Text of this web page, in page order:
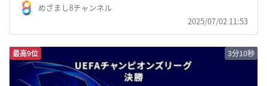
めざまし8チャンネル
2025/07/02 11:53
最高9位 3分10秒